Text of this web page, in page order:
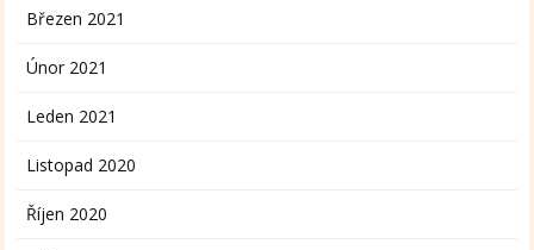
Březen 2021
Únor 2021
Leden 2021
Listopad 2020
Říjen 2020